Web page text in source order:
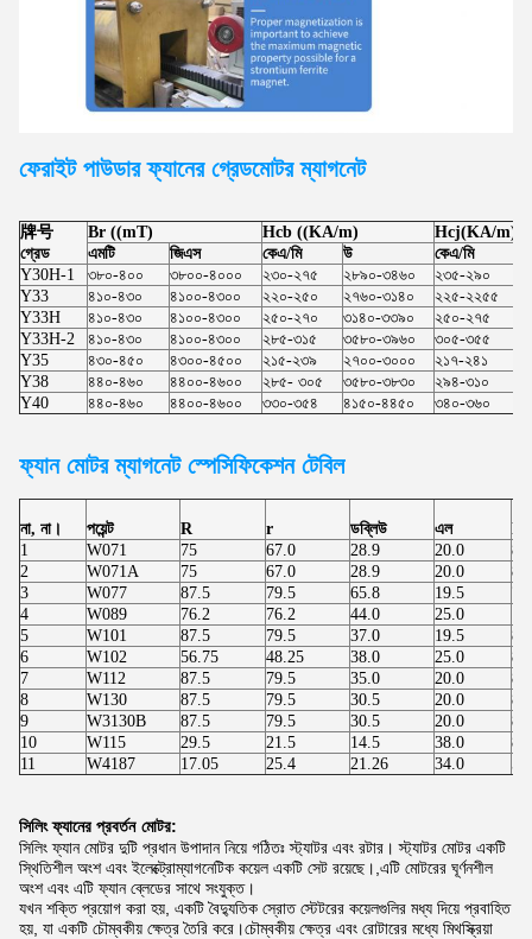
ফেরাইট পাউডার ফ্যানের গ্রেডমোটর ম্যাগনেট
牌号
গ্রেড
Br ((mT) Hcb ((KA/m)
Hcj(KA/m)
এমটি
জিএস কেএ/মি উ কেএ/মি
Y30H-1
৩৮০-৪০০ ৩৮০০-৪০০০ ২৩০-২৭৫ ২৮৯০-৩৪৬০ ২৩৫-২৯০
Y33
৪১০-৪৩০ ৪১০০-৪৩০০ ২২০-২৫০ ২৭৬০-৩১৪০ ২২৫-২২৫৫
Y33H
৪১০-৪৩০ ৪১০০-৪৩০০ ২৫০-২৭০ ৩১৪০-৩৩৯০ ২৫০-২৭৫
Y33H-2
৪১০-৪৩০ ৪১০০-৪৩০০ ২৮৫-৩১৫ ৩৫৮০-৩৯৬০ ৩০৫-৩৫৫
Y35
৪৩০-৪৫০ ৪৩০০-৪৫০০ ২১৫-২৩৯ ২৭০০-৩০০০ ২১৭-২৪১
Y38
৪৪০-৪৬০ ৪৪০০-৪৬০০ ২৮৫- ৩০৫ ৩৫৮০-৩৮৩০ ২৯৪-৩১০
Y40
৪৪০-৪৬০ ৪৪০০-৪৬০০ ৩৩০-৩৫৪ ৪১৫০-৪৪৫০ ৩৪০-৩৬০
ফ্যান মোটর ম্যাগনেট স্পেসিফিকেশন টেবিল
না, না। পয়েন্ট R r ডব্লিউ এল
h
1
W071 75 67.0 28.9 20.0
8.0
2
W071A 75 67.0 28.9 20.0
8.0
3
W077 87.5 79.5 65.8 19.5
4
W089 76.2 76.2 44.0 25.0
5
W101 87.5 79.5 37.0 19.5
8.0
6
W102 56.75 48.25 38.0 25.0
8.5
7
W112 87.5 79.5 35.0 20.0
8.0
8
W130 87.5 79.5 30.5 20.0
8.0
9
W3130B 87.5 79.5 30.5 20.0
8.0
10
W115 29.5 21.5 14.5 38.0
8.6
11
W4187 17.05 25.4 21.26 34.0 5.9
সিলিং ফ্যানের প্রবর্তন মোটর:
সিলিং ফ্যান মোটর দুটি প্রধান উপাদান নিয়ে গঠিতঃ স্ট্যাটর এবং রটার। স্ট্যাটর মোটর একটি
স্থিতিশীল অংশ এবং ইলেক্ট্রোম্যাগনেটিক কয়েল একটি সেট রয়েছে।,এটি মোটরের ঘূর্ণনশীল
অংশ এবং এটি ফ্যান ব্লেডের সাথে সংযুক্ত।
যখন শক্তি প্রয়োগ করা হয়, একটি বৈদ্যুতিক স্রোত স্টেটরের কয়েলগুলির মধ্য দিয়ে প্রবাহিত
হয়, যা একটি চৌম্বকীয় ক্ষেত্র তৈরি করে।চৌম্বকীয় ক্ষেত্র এবং রোটারের মধ্যে মিথস্ক্রিয়া